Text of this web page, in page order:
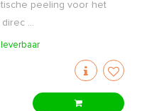
peeling voor het
...